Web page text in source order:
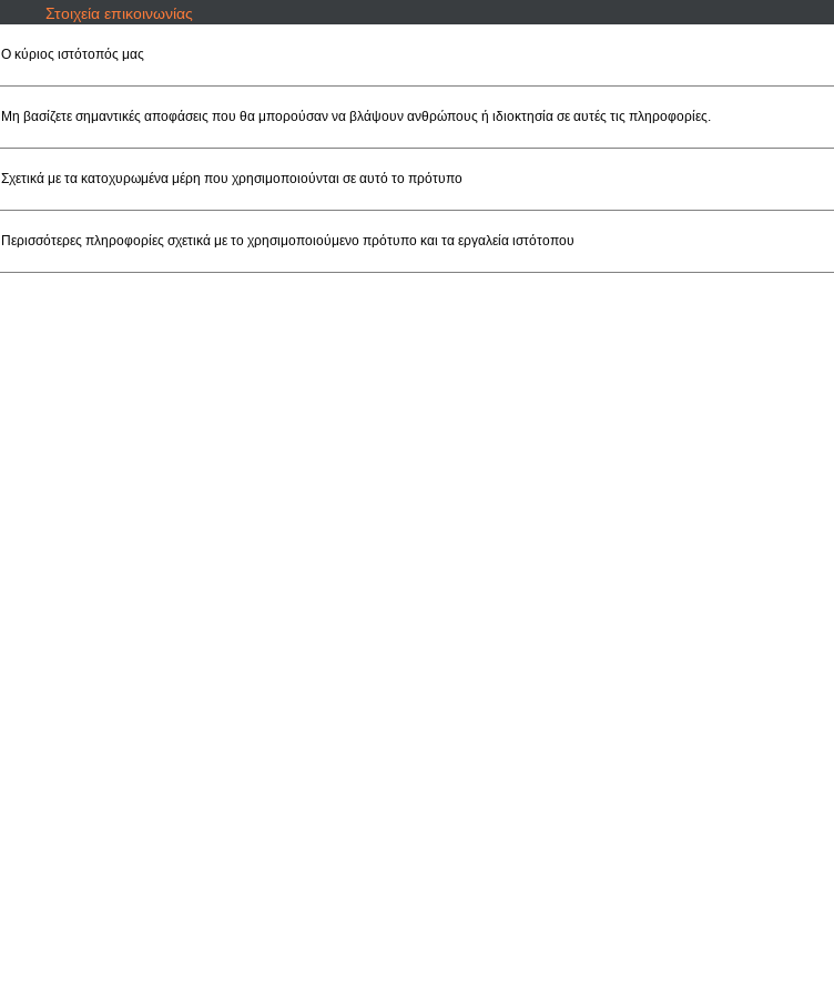
Στοιχεία επικοινωνίας
Ο κύριος ιστότοπός μας
Μη βασίζετε σημαντικές αποφάσεις που θα μπορούσαν να βλάψουν ανθρώπους ή ιδιοκτησία σε αυτές τις πληροφορίες.
Σχετικά με τα κατοχυρωμένα μέρη που χρησιμοποιούνται σε αυτό το πρότυπο
Περισσότερες πληροφορίες σχετικά με το χρησιμοποιούμενο πρότυπο και τα εργαλεία ιστότοπου